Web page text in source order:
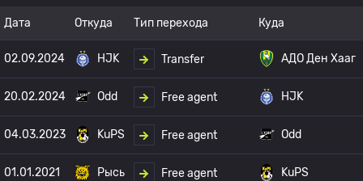
Дата Откуда Тип перехода Куда
02.09.2024 HJK Transfer АДО Ден Хааг
20.02.2024 Odd Free agent HJK
04.03.2023 KuPS Free agent Odd
01.01.2021 Рысь Free agent KuPS